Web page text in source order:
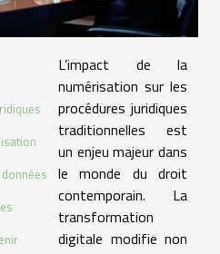
L’impact de la
numérisation sur les
procédures juridiques
traditionnelles est
un enjeu majeur dans
le monde du droit
contemporain. La
transformation
digitale modifie non